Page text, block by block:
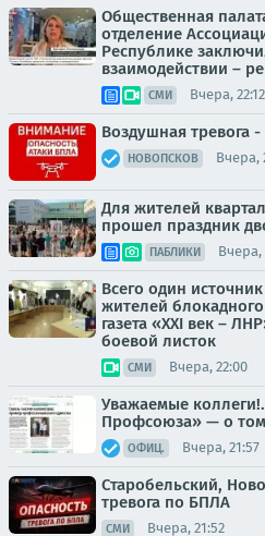
Общественная
отделение
Республике
взаимодействии –
СМИ Вчера, 22:12
Воздушная тревога
НОВОПСКОВ Вчера,
Для жителей
прошел праздник
ПАБЛИКИ Вчера,
Всего один
жителей блокадного
газета «XXI век –
боевой листок
СМИ Вчера, 22:00
Уважаемые
Профсоюза» — о
ОФИЦ. Вчера, 21:57
Старобельский,
тревога по БПЛА
СМИ Вчера, 21:52